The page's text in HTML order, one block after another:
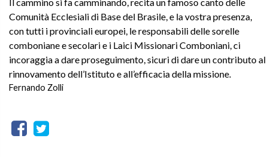
Comunità Ecclesiali di Base del Brasile, e la vostra presenza,
con tutti i provinciali europei, le responsabili delle sorelle
comboniane e secolari e i Laici Missionari Comboniani, ci
incoraggia a dare proseguimento, sicuri di dare un contributo al
rinnovamento dell’Istituto e all’efficacia della missione.
Fernando Zolli